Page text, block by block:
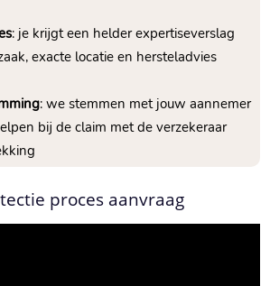
: je krijgt een helder expertiseverslag
exacte locatie en hersteladvies
: we stemmen met jouw aannemer
bij de claim met de verzekeraar
proces aanvraag